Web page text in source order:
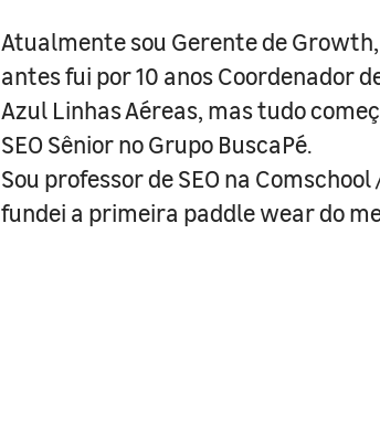
Atualmente sou Gerente de
antes fui por 10 anos Coordenador
Azul Linhas Aéreas, mas tudo
SEO Sênior no Grupo BuscaPé.
Sou professor de SEO na
fundei a primeira paddle wear do